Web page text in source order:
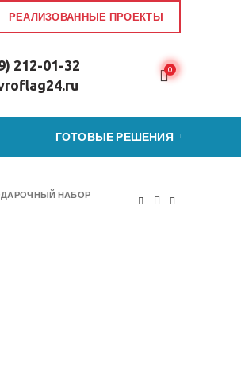
РЕАЛИЗОВАННЫЕ ПРОЕКТЫ
212-01-32
0
ГОТОВЫЕ РЕШЕНИЯ
НАБОР